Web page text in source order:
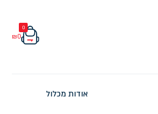
0
₪0
אודות מכלול